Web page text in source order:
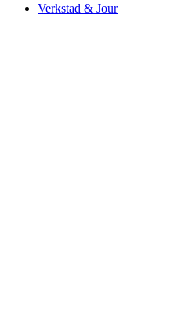
Verkstad & Jour